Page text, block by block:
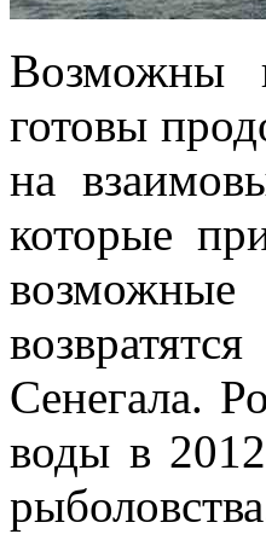
Возможны
готовы
на
которые
возможные
Сенегала.
воды в